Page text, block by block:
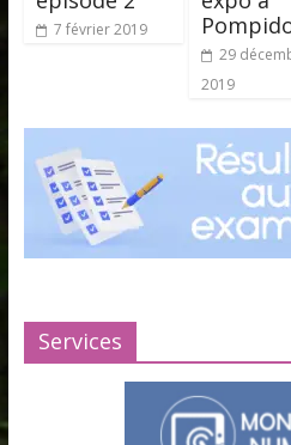
7 février 2019
29
2019
Services